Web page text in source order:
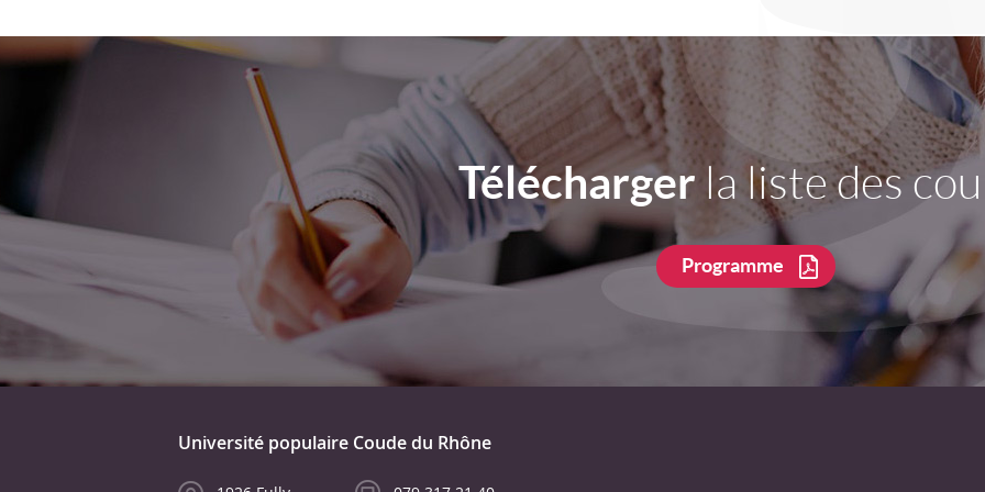
Télécharger la liste des
Programme
Université populaire Coude du Rhône